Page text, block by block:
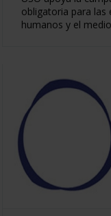
obligatoria para las
humanos y el